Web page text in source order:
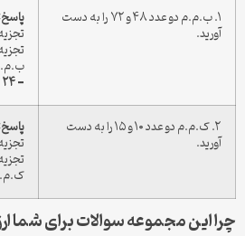
۱. ب.م.م دو عدد ۴۸ و ۷۲ را به دست
آورید.
تجزیه
تجزیه
ب.م.م (۴۸,
=۲۴
۲. ک.م.م دو عدد ۱۰ و ۱۵ را به دست
آورید.
تجزیه ۱۰: 2
تجزیه ۱۵: 3
ک.م.م (۱۰, ۱۵)
چرا این مجموعه سوالات برای شما